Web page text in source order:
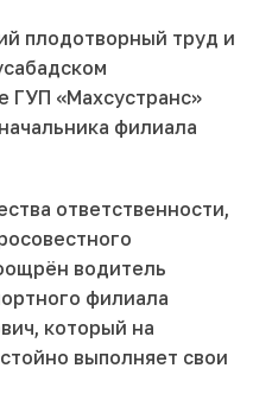
плодотворный труд и
ГУП «Махсустранс»
филиала
ответственности,
водитель
филиала
который на
выполняет свои